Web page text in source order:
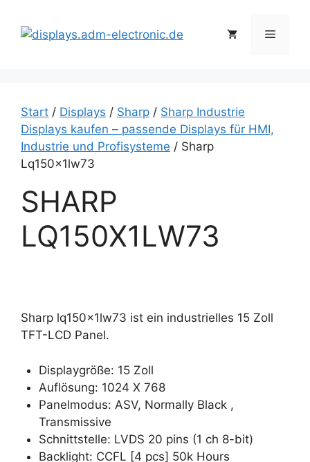
Inhalt
springen
Menü
Start / Displays / Sharp / Sharp Industrie
Displays kaufen – passende Displays für HMI,
Industrie und Profisysteme / Sharp
Lq150x1lw73
SHARP
LQ150X1LW73
Sharp lq150x1lw73 ist ein industrielles 15 Zoll
TFT-LCD Panel.
Displaygröße: 15 Zoll
Auflösung: 1024 X 768
Panelmodus: ASV, Normally Black ,
Transmissive
Schnittstelle: LVDS 20 pins (1 ch 8-bit)
Backlight: CCFL [4 pcs] 50k Hours